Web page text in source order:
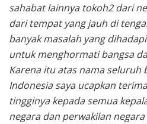
sahabat lainnya tokoh2 dari
dari tempat yang jauh di
banyak masalah yang
untuk menghormati bangsa
Karena itu atas nama seluruh
Indonesia saya ucapkan
tingginya kepada semua
negara dan perwakilan